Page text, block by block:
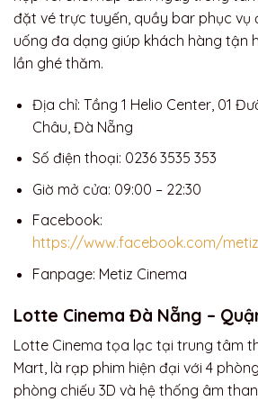
đặt vé trực tuyến, quầy bar phục vụ
uống đa dạng giúp khách hàng tận
lần ghé thăm.
Địa chỉ: Tầng 1 Helio Center, 01
Châu, Đà Nẵng
Số điện thoại: 0236 3535 353
Giờ mở cửa: 09:00 – 22:30
Facebook:
https://www.facebook.com/
Fanpage: Metiz Cinema
Lotte Cinema Đà Nẵng –
Lotte Cinema tọa lạc tại trung tâm
Mart, là rạp phim hiện đại với 4
phòng chiếu 3D và hệ thống âm